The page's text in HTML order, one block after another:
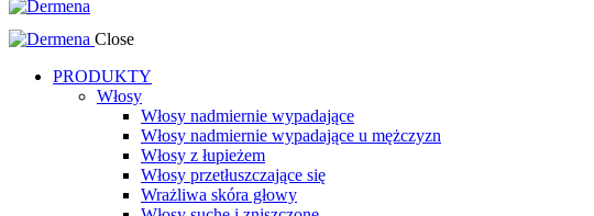
Close
PRODUKTY
Włosy
Włosy nadmiernie wypadające
Włosy nadmiernie wypadające u mężczyzn
Włosy z łupieżem
Włosy przetłuszczające się
Wrażliwa skóra głowy